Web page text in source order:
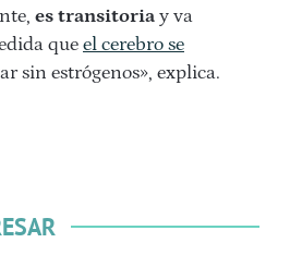
es transitoria y va
que el cerebro se
sin estrógenos», explica.